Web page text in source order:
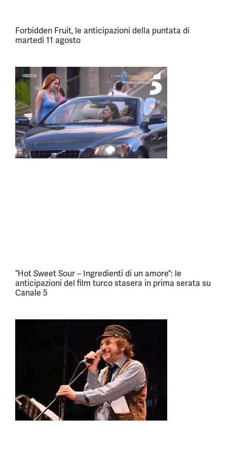
Forbidden Fruit, le anticipazioni della puntata di
martedì 11 agosto
“Hot Sweet Sour – Ingredienti di un amore”: le
anticipazioni del film turco stasera in prima serata su
Canale 5